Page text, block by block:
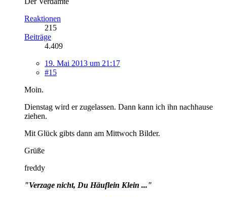
Reaktionen
215
Beiträge
4.409
19. Mai 2013 um 21:17
#15
Moin.
Dienstag wird er zugelassen. Dann kann ich ihn nachhause
ziehen.
Mit Glück gibts dann am Mittwoch Bilder.
Grüße
freddy
"Verzage nicht, Du Häuflein Klein ..."